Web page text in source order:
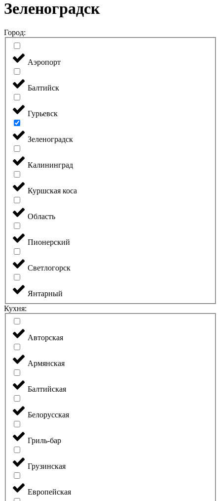
Зеленоградск
Город:
Аэропорт
Балтийск
Гурьевск
Зеленоградск
Калининград
Куршская коса
Область
Пионерский
Светлогорск
Янтарный
Кухня:
Авторская
Армянская
Балтийская
Белорусская
Гриль-бар
Грузинская
Европейская